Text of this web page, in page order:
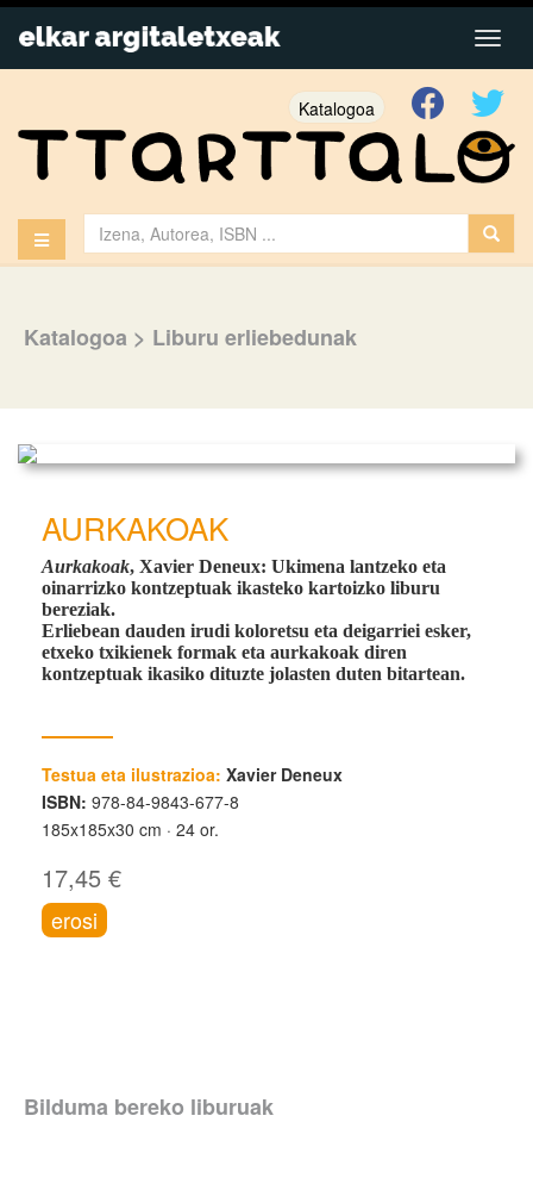
Katalogoa
Katalogoa > Liburu erliebedunak
AURKAKOAK
Aurkakoak, Xavier Deneux: Ukimena lantzeko eta
oinarrizko kontzeptuak ikasteko kartoizko liburu
bereziak.
Erliebean dauden irudi koloretsu eta deigarriei esker,
etxeko txikienek formak eta aurkakoak diren
kontzeptuak ikasiko dituzte jolasten duten bitartean.
Testua eta ilustrazioa: Xavier Deneux
ISBN: 978-84-9843-677-8
185x185x30 cm
24 or.
17,45 €
erosi
Bilduma bereko liburuak